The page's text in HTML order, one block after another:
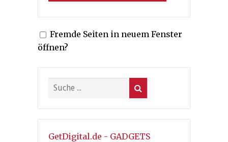
Fremde Seiten in neuem Fenster
öffnen?
GetDigital.de - GADGETS